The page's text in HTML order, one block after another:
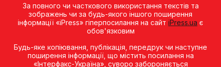
За повного чи часткового використання текстів та
зображень чи за будь-якого іншого поширення
інформації «iPress» гіперпосилання на сайт iPress.ua є
обов'язковим
Будь-яке копiювання, публiкацiя, передрук чи наступне
поширення iнформацiї, що мiстить посилання на
«Iнтерфакс-Україна», суворо забороняється